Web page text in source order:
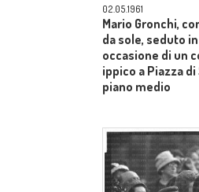
02.05.1961
Mario Gronchi,
da sole, seduto
occasione di un
ippico a Piazza di
piano medio